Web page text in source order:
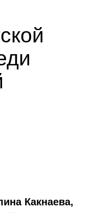
Какнаева,